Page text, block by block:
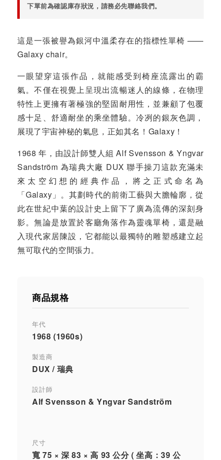
下單前為確認庫存狀況，請務必先聯絡我們。
這是一張被譽為銀河中溫柔存在的指標性單椅 ——
Galaxy chair。
一眼望穿這張作品，就能感受到椅座流露出的霸
氣。不僅在視覺上呈現出流暢迷人的線條，在物理
特性上更擁有著極強的堅固耐用性，並兼顧了包覆
感十足、舒適耐坐的乘坐體驗。冷冽的銀灰色調，
展現了宇宙神秘的氣息，正如其名！Galaxy！
1968 年，由設計師雙人組 Alf Svensson & Yngvar
Sandström 為瑞典大廠 DUX 聯手操刀這款充滿未
來太空幻想的經典作品，將之正式命名為
「Galaxy」。其劃時代的前衛工藝與大膽輪廓，從
此在世紀中葉的設計史上留下了廣為流傳的深刻身
影。無論是放置於客廳角落作為靈魂單椅，還是融
入現代家居陳設，它都能以最獨特的雕塑感建立起
無可取代的空間張力。
商品規格
年代
1968 (1960s)
製造商
DUX / 瑞典
設計師
Alf Svensson & Yngvar Sandström
尺寸
寬 75 × 深 83 × 高 93 公分 ( 坐高：39 公